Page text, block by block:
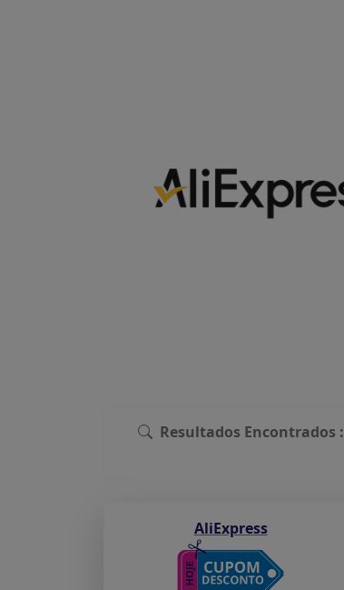
Resultados Encontrados :
AliExpress